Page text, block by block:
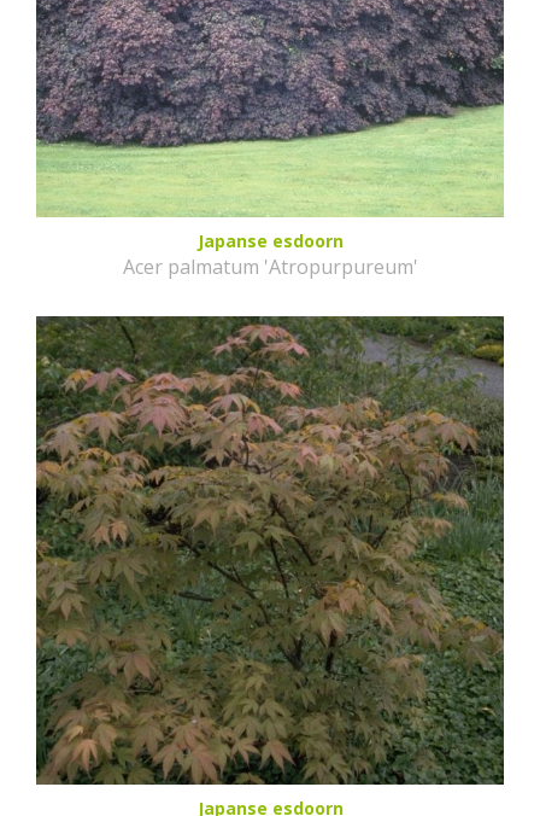
Japanse esdoorn
Acer palmatum 'Atropurpureum'
Japanse esdoorn